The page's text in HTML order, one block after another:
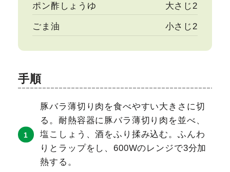
ポン酢しょうゆ 大さじ2
ごま油 小さじ2
手順
豚バラ薄切り肉を食べやすい大きさに切
る。耐熱容器に豚バラ薄切り肉を並べ、
塩こしょう、酒をふり揉み込む。ふんわ
りとラップをし、600Wのレンジで3分加
熱する。